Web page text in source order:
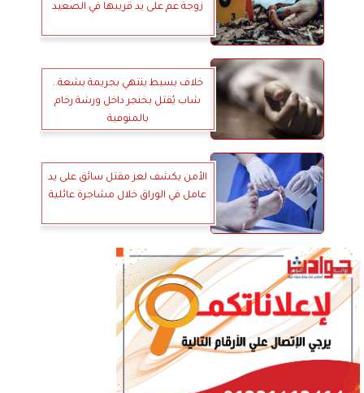
زوجة عم على يد قريبها في الصعيد
خلاف بسيط ينتهي بجريمة بشعة..
شاب يُقتل بخنجر داخل ورشة رخام
بالمنوفية
الأمن يكشف لغز مقتل سائق على يد
عامل في الوراق خلال مشاجرة عائلية